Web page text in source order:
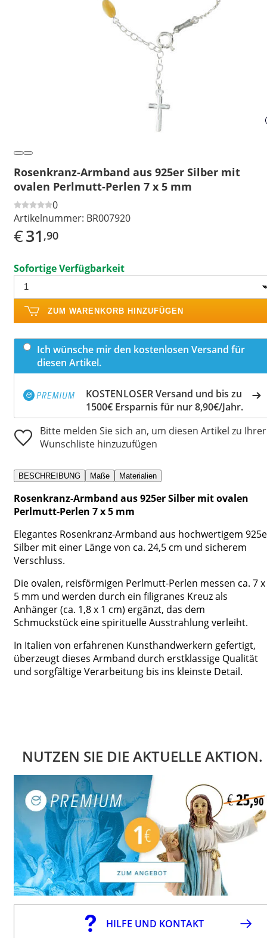
Rosenkranz-Armband aus 925er Silber mit
ovalen Perlmutt-Perlen 7 x 5 mm
0
Artikelnummer: BR007920
€31 ,90
Sofortige Verfügbarkeit
ZUM WARENKORB HINZUFÜGEN
Ich wünsche mir den kostenlosen Versand für
diesen Artikel.
KOSTENLOSER Versand und bis zu
1500€ Ersparnis für nur 8,90€/Jahr.
Bitte melden Sie sich an, um diesen Artikel zu Ihrer
Wunschliste hinzuzufügen
BESCHREIBUNG Maße Materialien
Rosenkranz-Armband aus 925er Silber mit ovalen
Perlmutt-Perlen 7 x 5 mm
Elegantes Rosenkranz-Armband aus hochwertigem
Silber mit einer Länge von ca. 24,5 cm und sicherem
Verschluss.
Die ovalen, reisförmigen Perlmutt-Perlen messen ca. 7 x
5 mm und werden durch ein filigranes Kreuz als
Anhänger (ca. 1,8 x 1 cm) ergänzt, das dem
Schmuckstück eine spirituelle Ausstrahlung verleiht.
In Italien von erfahrenen Kunsthandwerkern gefertigt,
überzeugt dieses Armband durch erstklassige Qualität
und sorgfältige Verarbeitung bis ins kleinste Detail.
NUTZEN SIE DIE AKTUELLE AKTION.
HILFE UND KONTAKT